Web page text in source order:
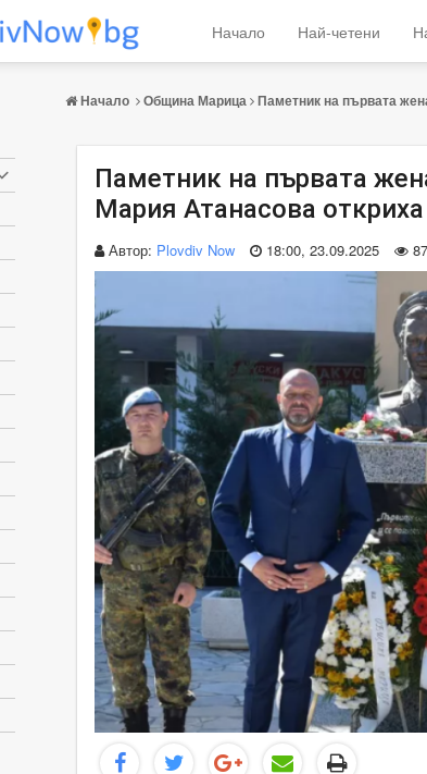
Начало Най-четени
Начало Община Марица Паметник на първата
Паметник на първата
Мария Атанасова
Автор: Plovdiv Now 18:00, 23.09.2025